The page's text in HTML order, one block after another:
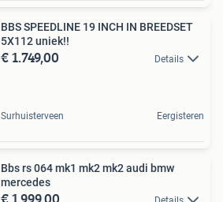
BBS SPEEDLINE 19 INCH IN BREEDSET
5X112 uniek!!
€ 1.749,00 Details
Surhuisterveen Eergisteren
Bbs rs 064 mk1 mk2 mk2 audi bmw
mercedes